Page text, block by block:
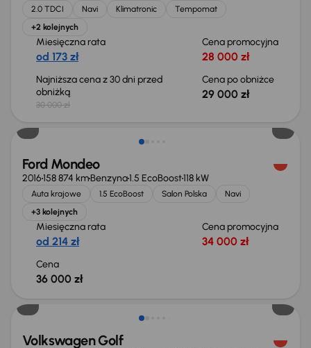
2.0 TDCI Navi Klimatronic
Tempomat
+2 kolejnych
Miesięczna rata
od 173 zł
Cena promocyjna
28 000 zł
Najniższa cena z 30 dni przed
obniżką
30 000 zł
Cena po obniżce
29 000 zł
Ford Mondeo
2016158 874 kmBenzyna1.5 EcoBoost118 kW
Auta krajowe 1.5 EcoBoost Salon Polska
Navi
+3 kolejnych
Miesięczna rata
od 214 zł
Cena promocyjna
34 000 zł
Cena
36 000 zł
Taniej o 2 000 zł
Volkswagen Golf